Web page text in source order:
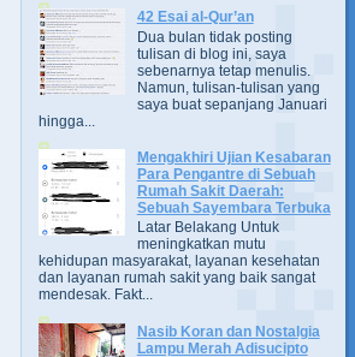
42 Esai al-Qur’an
Dua bulan tidak posting
tulisan di blog ini, saya
sebenarnya tetap menulis.
Namun, tulisan-tulisan yang
saya buat sepanjang Januari
hingga...
Mengakhiri Ujian Kesabaran
Para Pengantre di Sebuah
Rumah Sakit Daerah:
Sebuah Sayembara Terbuka
Latar Belakang Untuk
meningkatkan mutu
kehidupan masyarakat, layanan kesehatan
dan layanan rumah sakit yang baik sangat
mendesak. Fakt...
Nasib Koran dan Nostalgia
Lampu Merah Adisucipto